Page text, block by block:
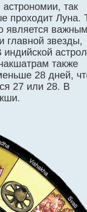
так
проходит Луна.
является важным
главной звезды,
также
28 дней,
27 или 28. В